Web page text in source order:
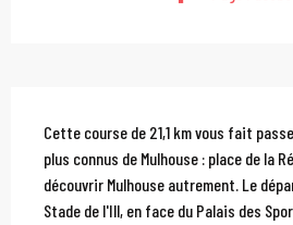
Description
Cette course de 21,1 km vous fait
plus connus de Mulhouse : place de la
découvrir Mulhouse autrement. Le
Stade de l'Ill, en face du Palais des